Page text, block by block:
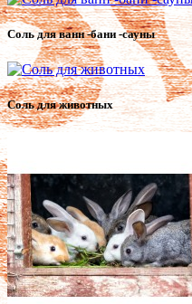
Соль для ванн -бани -сауны
Соль для животных